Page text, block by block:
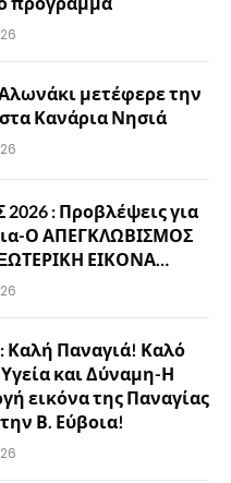
μετέφερε την
Κανάρια Νησιά
: Προβλέψεις για
Ο ΑΠΕΓΚΛΩΒΙΣΜΟΣ
ΕΙΚΟΝΑ…
Καλή Παναγιά! Καλό
και Δύναμη-Η
εικόνα της Παναγίας
Β. Εύβοια!